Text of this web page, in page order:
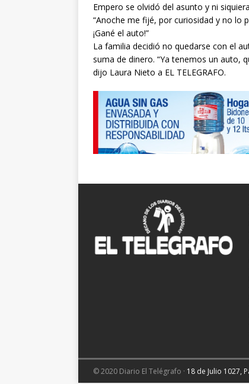
Empero se olvidó del asunto y ni
“Anoche me fijé, por curiosidad y no lo
¡Gané el auto!”
La familia decidió no quedarse con el
suma de dinero. “Ya tenemos un auto,
dijo Laura Nieto a EL TELEGRAFO.
© 2020 Diario El Telégrafo · 18 de Julio 1027,